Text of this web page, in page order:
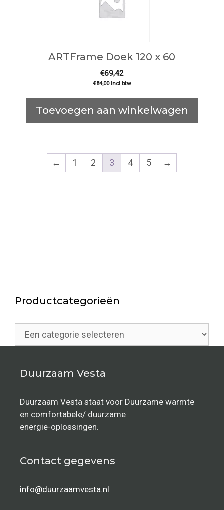
ARTFrame Doek 120 x 60
€69,42
€84,00Incl btw
Toevoegen aan winkelwagen
← 1 2 3 4 5 →
Productcategorieën
Duurzaam Vesta
Duurzaam Vesta staat voor Duurzame warmte
en comfortabele/ duurzame
energie-oplossingen.
Contact gegevens
info@duurzaamvesta.nl